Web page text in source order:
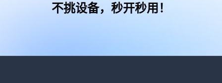
不挑设备，秒开秒用！